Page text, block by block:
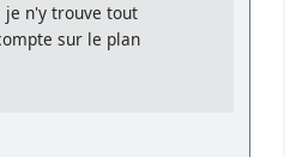
je n'y trouve tout
sur le plan